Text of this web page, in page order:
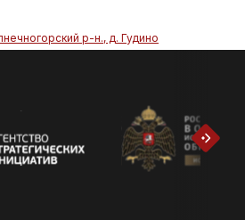
р-н., д. Гудино